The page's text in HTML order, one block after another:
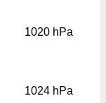
1020 hPa
1024 hPa